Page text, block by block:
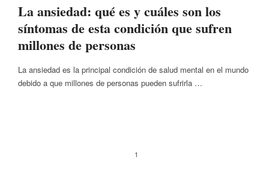
La ansiedad: qué es y cuáles son los
síntomas de esta condición que sufren
millones de personas
La ansiedad es la principal condición de salud mental en el mundo
debido a que millones de personas pueden sufrirla …
1